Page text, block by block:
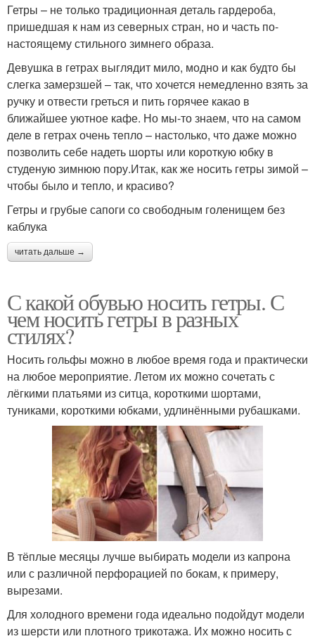
Гетры – не только традиционная деталь гардероба,
пришедшая к нам из северных стран, но и часть по-
настоящему стильного зимнего образа.
Девушка в гетрах выглядит мило, модно и как будто бы
слегка замерзшей – так, что хочется немедленно взять за
ручку и отвести греться и пить горячее какао в
ближайшее уютное кафе. Но мы-то знаем, что на самом
деле в гетрах очень тепло – настолько, что даже можно
позволить себе надеть шорты или короткую юбку в
студеную зимнюю пору.Итак, как же носить гетры зимой –
чтобы было и тепло, и красиво?
Гетры и грубые сапоги со свободным голенищем без
каблука
читать дальше →
С какой обувью носить гетры. С
чем носить гетры в разных
стилях?
Носить гольфы можно в любое время года и практически
на любое мероприятие. Летом их можно сочетать с
лёгкими платьями из ситца, короткими шортами,
туниками, короткими юбками, удлинёнными рубашками.
В тёплые месяцы лучше выбирать модели из капрона
или с различной перфорацией по бокам, к примеру,
вырезами.
Для холодного времени года идеально подойдут модели
из шерсти или плотного трикотажа. Их можно носить с